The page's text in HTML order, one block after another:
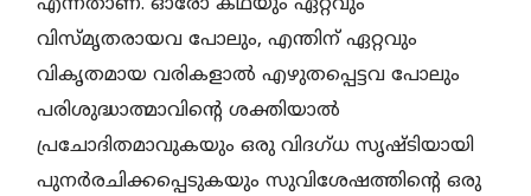
എന്നതാണ്. ഓരോ കഥയും ഏറ്റവും
വിസ്മൃതരായവ പോലും, എന്തിന് ഏറ്റവും
വികൃതമായ വരികളാല്‍ എഴുതപ്പെട്ടവ പോലും
പരിശുദ്ധാത്മാവിന്റെ ശക്തിയാല്‍
പ്രചോദിതമാവുകയും ഒരു വിദഗ്ധ സൃഷ്ടിയായി
പുനര്‍രചിക്കപ്പെടുകയും സുവിശേഷത്തിന്റെ ഒരു